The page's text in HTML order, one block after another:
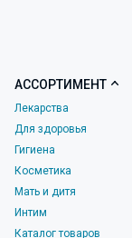
АССОРТИМЕНТ
Лекарства
Для здоровья
Гигиена
Косметика
Мать и дитя
Интим
Каталог товаров